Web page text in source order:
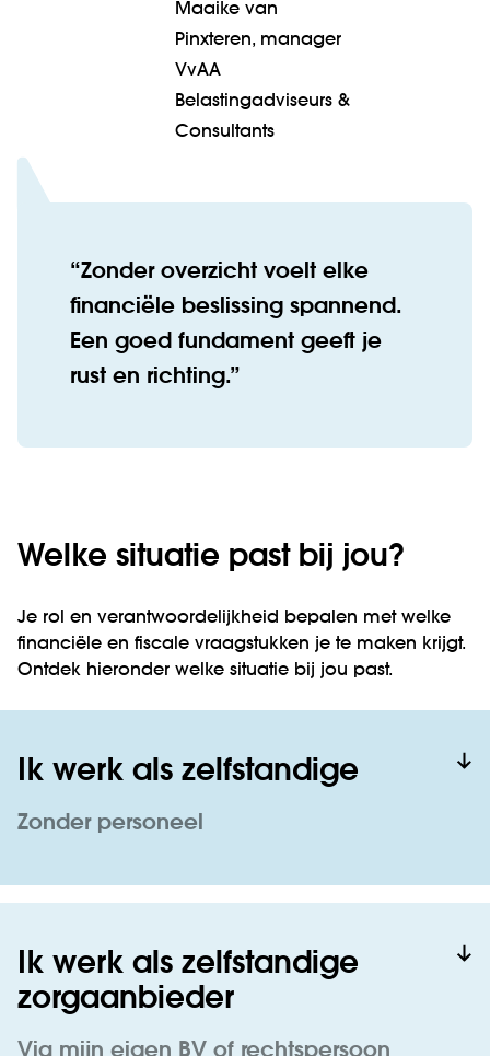
Maaike van
Pinxteren, manager
VvAA
Belastingadviseurs &
Consultants
Zonder overzicht voelt elke
financiële beslissing spannend.
Een goed fundament geeft je
rust en richting.
Welke situatie past bij jou?
Je rol en verantwoordelijkheid bepalen met welke
financiële en fiscale vraagstukken je te maken krijgt.
Ontdek hieronder welke situatie bij jou past.
Ik werk als zelfstandige
Zonder personeel
Ik werk als zelfstandige
zorgaanbieder
Via mijn eigen BV of rechtspersoon